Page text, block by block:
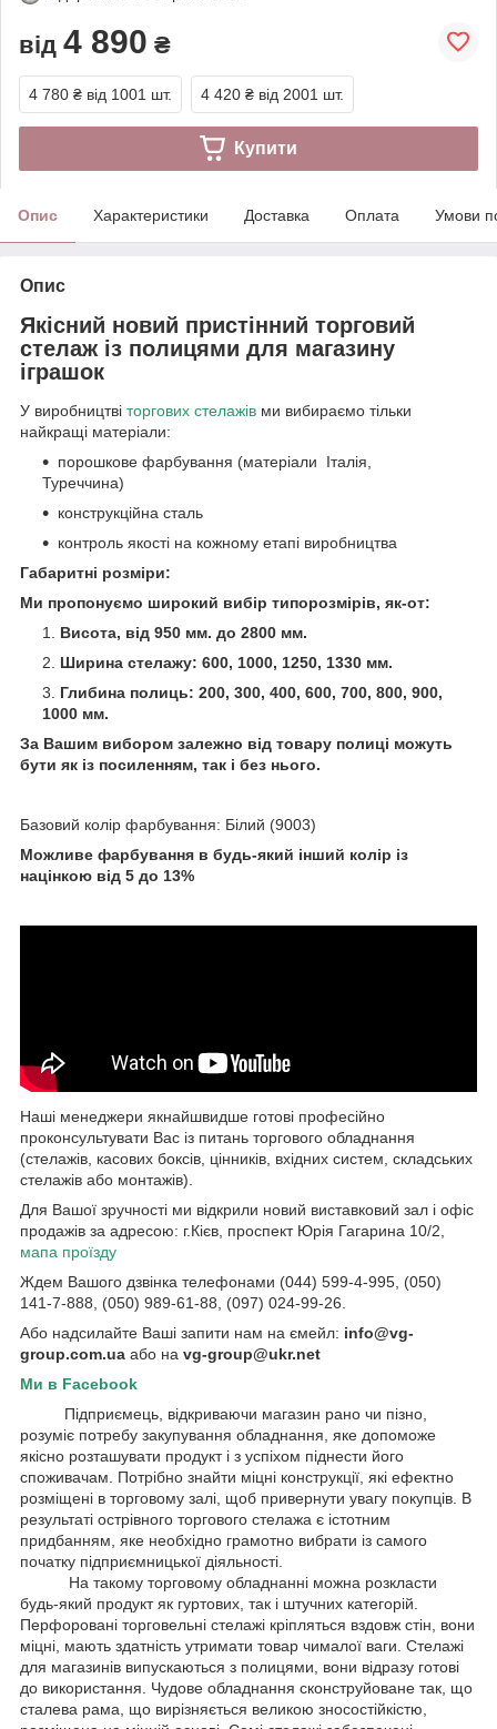
від 4 890 ₴
4 780 ₴ від 1001 шт. 4 420 ₴ від 2001 шт.
Купити
Опис Характеристики Доставка Оплата Умови
Опис
Якісний новий пристінний торговий
стелаж із полицями для магазину
іграшок
У виробництві торгових стелажів ми вибираємо тільки
найкращі матеріали:
порошкове фарбування (матеріали Італія,
Туреччина)
конструкційна сталь
контроль якості на кожному етапі виробництва
Габаритні розміри:
Ми пропонуємо широкий вибір типорозмірів, як-от:
Висота, від 950 мм. до 2800 мм.
Ширина стелажу: 600, 1000, 1250, 1330 мм.
Глибина полиць: 200, 300, 400, 600, 700, 800, 900,
1000 мм.
За Вашим вибором залежно від товару полиці можуть
бути як із посиленням, так і без нього.
Базовий колір фарбування: Білий (9003)
Можливе фарбування в будь-який інший колір із
націнкою від 5 до 13%
Наші менеджери якнайшвидше готові професійно
проконсультувати Вас із питань торгового обладнання
(стелажів, касових боксів, цінників, вхідних систем, складських
стелажів або монтажів).
Для Вашої зручності ми відкрили новий виставковий зал і офіс
продажів за адресою: г.Кієв, проспект Юрія Гагарина 10/2,
мапа проїзду
Ждем Вашого дзвінка телефонами (044) 599-4-995, (050)
141-7-888, (050) 989-61-88, (097) 024-99-26.
Або надсилайте Ваші запити нам на ємейл: info@vg-
group.com.ua або на vg-group@ukr.net
Ми в Facebook
Підприємець, відкриваючи магазин рано чи пізно,
розуміє потребу закупування обладнання, яке допоможе
якісно розташувати продукт і з успіхом піднести його
споживачам. Потрібно знайти міцні конструкції, які ефектно
розміщені в торговому залі, щоб привернути увагу покупців. В
результаті острівного торгового стелажа є істотним
придбанням, яке необхідно грамотно вибрати із самого
початку підприємницької діяльності.
На такому торговому обладнанні можна розкласти
будь-який продукт як гуртових, так і штучних категорій.
Перфоровані торговельні стелажі кріпляться вздовж стін, вони
міцні, мають здатність утримати товар чималої ваги. Стелажі
для магазинів випускаються з полицями, вони відразу готові
до використання. Чудове обладнання сконструйоване так, що
сталева рама, що вирізняється великою зносостійкістю,